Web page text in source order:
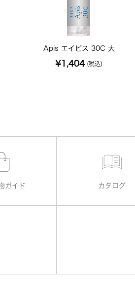
Apis エイピス 30C 大
¥1,404 (税込)
ガイド カタログ